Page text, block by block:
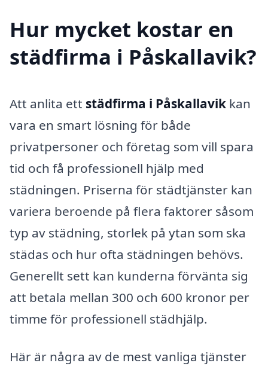
Hur mycket kostar en
städfirma i Påskallavik?
Att anlita ett städfirma i Påskallavik kan
vara en smart lösning för både
privatpersoner och företag som vill spara
tid och få professionell hjälp med
städningen. Priserna för städtjänster kan
variera beroende på flera faktorer såsom
typ av städning, storlek på ytan som ska
städas och hur ofta städningen behövs.
Generellt sett kan kunderna förvänta sig
att betala mellan 300 och 600 kronor per
timme för professionell städhjälp.
Här är några av de mest vanliga tjänster